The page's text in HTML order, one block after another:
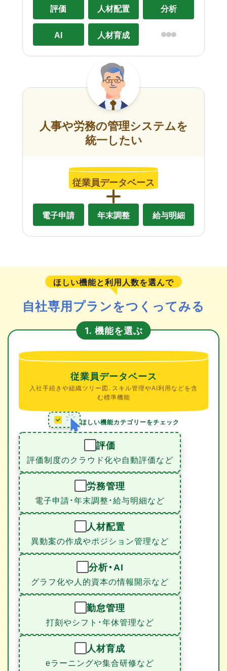
評価 人材配置 分析
AI 人材育成
人事や労務の管理システムを
統一したい
従業員データベース
電子申請 年末調整 給与明細
ほしい機能と利用人数を選んで
自社専用プランをつくってみる
1. 機能を選ぶ
従業員データベース
入社手続きや組織ツリー図、スキル管理やAI利用などを含
む標準機能
ほしい機能カテゴリーをチェック
評価
評価制度のクラウド化や自動評価など
労務管理
電子申請・年末調整・給与明細など
人材配置
異動案の作成やポジション管理など
分析・AI
グラフ化や人的資本の情報開示など
勤怠管理
打刻やシフト・年休管理など
人材育成
eラーニングや集合研修など